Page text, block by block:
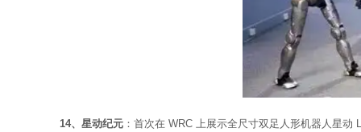
14、星动纪元 ：首次在 WRC 上展示全尺寸双足人形机器人星